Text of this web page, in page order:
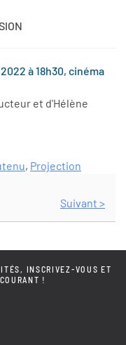
à 18h30, cinéma
et d'Hélène
, Projection
Suivant >
INSCRIVEZ-VOUS ET
!